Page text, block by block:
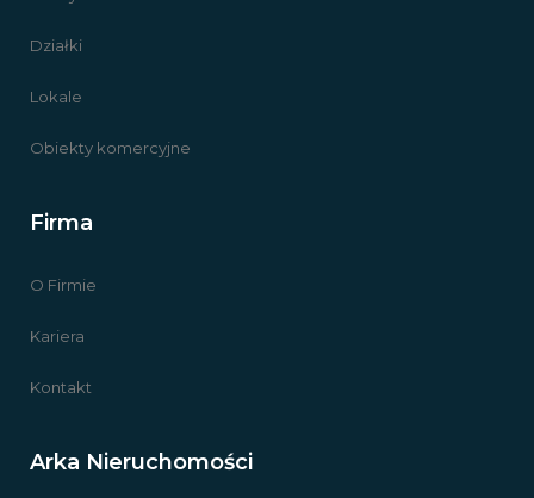
Działki
Lokale
Obiekty komercyjne
Firma
O Firmie
Kariera
Kontakt
Arka Nieruchomości